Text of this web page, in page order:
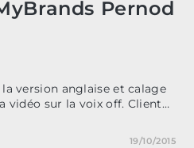
Pernod
version anglaise et calage
vidéo sur la voix off. Client…
19/10/2015